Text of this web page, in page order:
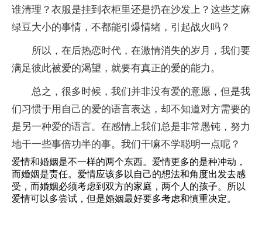
谁清理？衣服是挂到衣柜里还是扔在沙发上？这些芝麻
绿豆大小的事情，不都能引爆情绪，引起战火吗？
所以，在后热恋时代，在激情消失的岁月，我们要
满足彼此被爱的渴望，就要有真正的爱的能力。
总之，很多时候，我们并非没有爱的意愿，但是我
们习惯于用自己的爱的语言表达，却不知道对方需要的
是另一种爱的语言。在感情上我们总是非常愚钝，努力
地干一些事倍功半的事。我们干嘛不学聪明一点呢？
爱情和婚姻是不一样的两个东西。爱情更多的是种冲动，
而婚姻是责任。爱情应该多以自己的想法和角度出发去感
受，而婚姻必须考虑到双方的家庭，两个人的孩子。所以
爱情可以多尝试，但是婚姻最好要多考虑和慎重决定。